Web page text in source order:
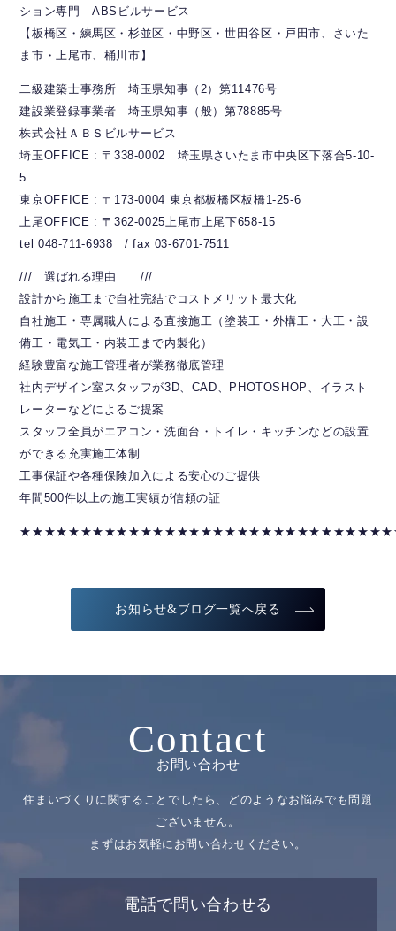
ション専門 ABSビルサービス
【板橋区・練馬区・杉並区・中野区・世田谷区・戸田市、さいた
ま市・上尾市、桶川市】
二級建築士事務所 埼玉県知事（2）第11476号
建設業登録事業者 埼玉県知事（般）第78885号
株式会社ＡＢＳビルサービス
埼玉OFFICE : 〒338-0002 埼玉県さいたま市中央区下落合5-10-
5
東京OFFICE : 〒173-0004 東京都板橋区板橋1-25-6
上尾OFFICE : 〒362-0025上尾市上尾下658-15
tel 048-711-6938 / fax 03-6701-7511
/// 選ばれる理由 ///
設計から施工まで自社完結でコストメリット最大化
自社施工・専属職人による直接施工（塗装工・外構工・大工・設
備工・電気工・内装工まで内製化）
経験豊富な施工管理者が業務徹底管理
社内デザイン室スタッフが3D、CAD、PHOTOSHOP、イラスト
レーターなどによるご提案
スタッフ全員がエアコン・洗面台・トイレ・キッチンなどの設置
ができる充実施工体制
工事保証や各種保険加入による安心のご提供
年間500件以上の施工実績が信頼の証
お知らせ&ブログ一覧へ戻る
Contact
お問い合わせ
住まいづくりに関することでしたら、どのようなお悩みでも問題
ございません。
まずはお気軽にお問い合わせください。
電話で問い合わせる